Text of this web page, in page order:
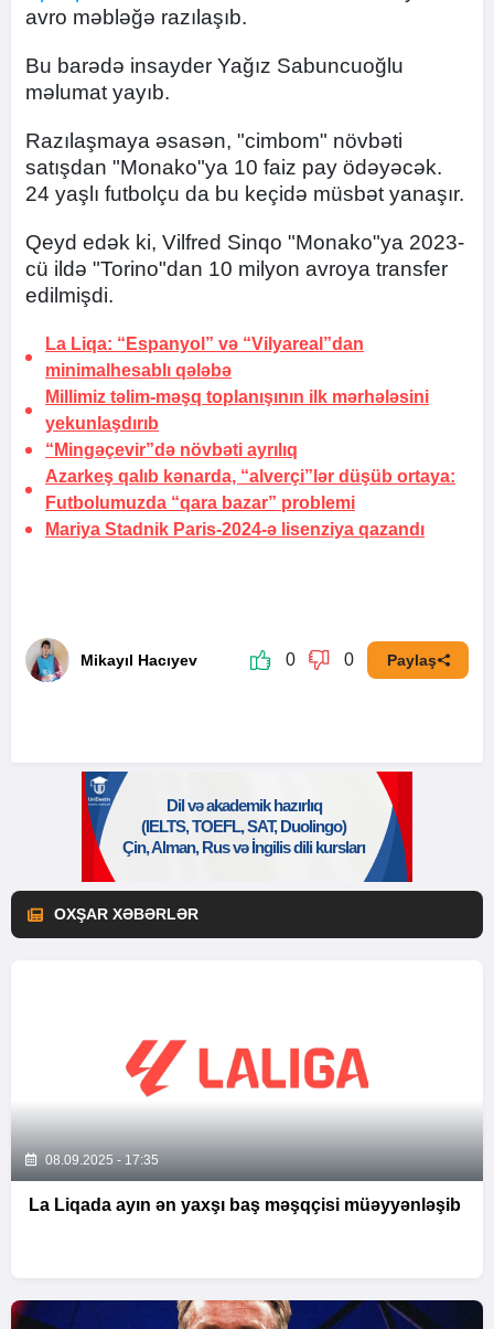
avro məbləğə razılaşıb.
Bu barədə insayder Yağız Sabuncuoğlu
məlumat yayıb.
Razılaşmaya əsasən, "cimbom" növbəti
satışdan "Monako"ya 10 faiz pay ödəyəcək.
24 yaşlı futbolçu da bu keçidə müsbət yanaşır.
Qeyd edək ki, Vilfred Sinqo "Monako"ya 2023-
cü ildə "Torino"dan 10 milyon avroya transfer
edilmişdi.
La Liqa: “Espanyol” və “Vilyareal”dan
minimalhesablı qələbə
Millimiz təlim-məşq toplanışının ilk mərhələsini
yekunlaşdırıb
“Mingəçevir”də növbəti ayrılıq
Azarkeş qalıb kənarda, “alverçi”lər düşüb ortaya:
Futbolumuzda “qara bazar” problemi
Mariya Stadnik Paris-2024-ə lisenziya qazandı
Mikayıl Hacıyev 0 0 Paylaş
OXŞAR XƏBƏRLƏR
08.09.2025 - 17:35
La Liqada ayın ən yaxşı baş məşqçisi müəyyənləşib